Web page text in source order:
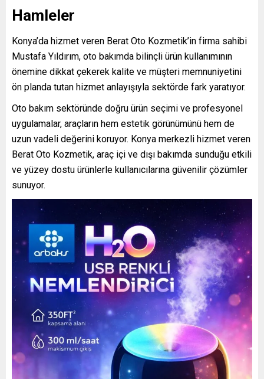
Hamleler
Konya’da hizmet veren Berat Oto Kozmetik’in firma sahibi
Mustafa Yıldırım, oto bakımda bilinçli ürün kullanımının
önemine dikkat çekerek kalite ve müşteri memnuniyetini
ön planda tutan hizmet anlayışıyla sektörde fark yaratıyor.
Oto bakım sektöründe doğru ürün seçimi ve profesyonel
uygulamalar, araçların hem estetik görünümünü hem de
uzun vadeli değerini koruyor. Konya merkezli hizmet veren
Berat Oto Kozmetik, araç içi ve dışı bakımda sunduğu etkili
ve yüzey dostu ürünlerle kullanıcılarına güvenilir çözümler
sunuyor.